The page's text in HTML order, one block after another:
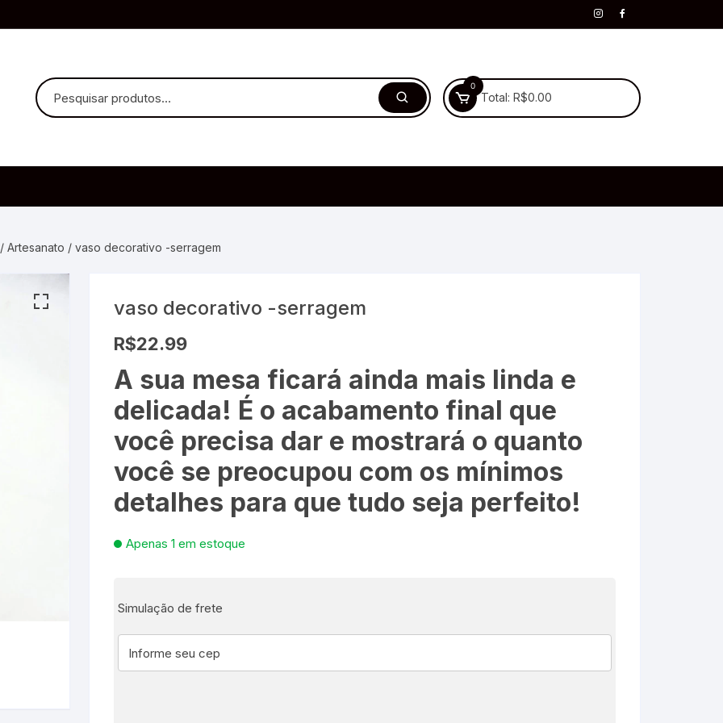
0
Total: R$0.00
Microfone
– Boneca etc
Bebês e
ao Ar Livre
Ferramentas e
Utilidades
Decoração de Parede
/ Artesanato / vaso decorativo -serragem
vaso decorativo -serragem
R$22.99
A sua mesa ficará ainda mais linda e
delicada! É o acabamento final que
você precisa dar e mostrará o quanto
você se preocupou com os mínimos
detalhes para que tudo seja perfeito!
Apenas 1 em estoque
Simulação de frete